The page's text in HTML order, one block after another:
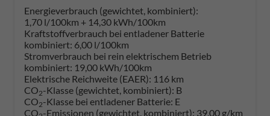
Energieverbrauch (gewichtet, kombiniert):
1,70 l/100km + 14,30 kWh/100km
Kraftstoffverbrauch bei entladener Batterie
kombiniert: 6,00 l/100km
Stromverbrauch bei rein elektrischem Betrieb
kombiniert: 19,00 kWh/100km
Elektrische Reichweite (EAER): 116 km
CO2-Klasse (gewichtet, kombiniert): B
CO2-Klasse bei entladener Batterie: E
CO -Emissionen (gewichtet, kombiniert): 39,00 g/km